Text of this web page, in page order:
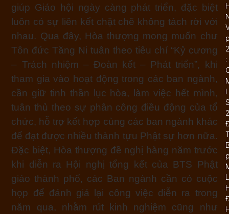
giúp Giáo hội ngày càng phát triển, đặc biệt
luôn có sự liên kết chặt chẽ không tách rời với
nhau. Qua đây, Hòa thượng mong muốn chư
Tôn đức Tăng Ni tuân theo tiêu chí “Kỷ cương
– Trách nhiệm – Đoàn kết – Phát triển”, khi
tham gia vào hoạt động trong các ban ngành,
cần giữ tinh thần lục hòa, làm việc hết mình,
tuân thủ theo sự phân công điều động của tổ
chức, hỗ trợ kết hợp cùng các ban ngành khác
để đạt được nhiều thành tựu Phật sự hơn nữa.
Đặc biệt, Hòa thượng đề nghị hàng năm trước
khi diễn ra Hội nghị tổng kết của BTS Phật
giáo thành phố, các Ban ngành cần có cuộc
họp để đánh giá lại công việc diễn ra trong
năm qua, nhằm rút kinh nghiệm cũng như
2
:
2